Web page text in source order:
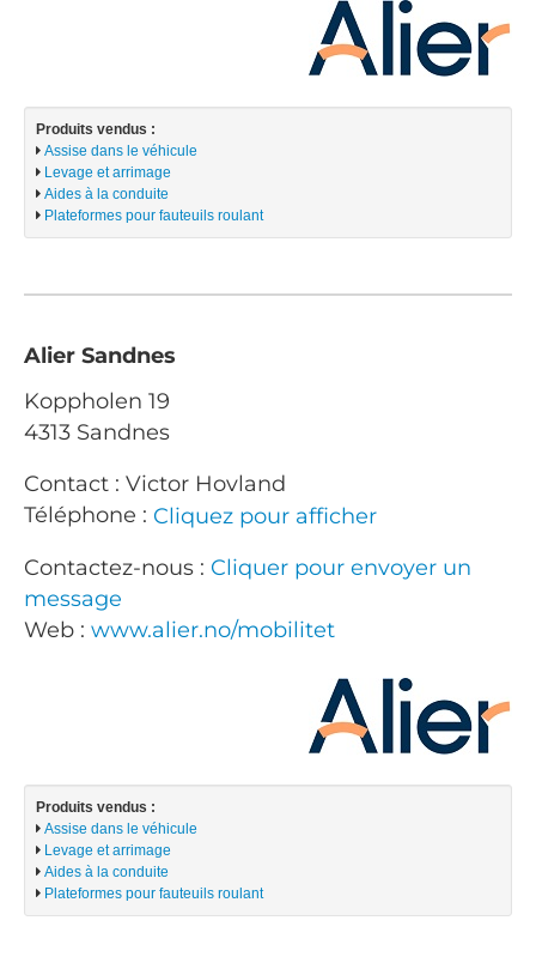
Produits vendus :
Assise dans le véhicule
Levage et arrimage
Aides à la conduite
Plateformes pour fauteuils roulant
Alier Sandnes
Koppholen 19
4313 Sandnes
Contact : Victor Hovland
Téléphone : Cliquez pour afficher
Contactez-nous : Cliquer pour envoyer un
message
Web : www.alier.no/mobilitet
Produits vendus :
Assise dans le véhicule
Levage et arrimage
Aides à la conduite
Plateformes pour fauteuils roulant